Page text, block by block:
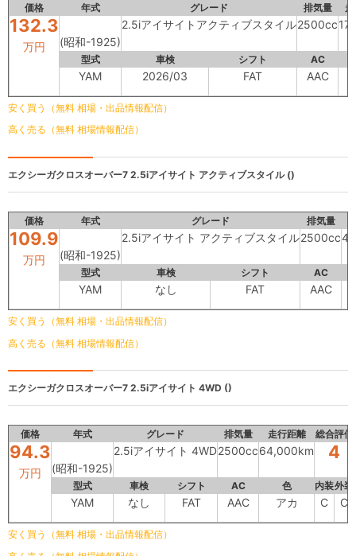
価格 年式 グレード 排気量
132.3
万円 (昭和-1925)
2.5iアイサイトアクティブスタイル2500cc
型式 車検 シフト AC
YAM 2026/03 FAT AAC
安く買う（無料 相場・出品情報配信）
高く売る（無料 相場情報配信）
エクシーガクロスオーバー7 2.5iアイサイト アクティブスタイル ()
価格 年式 グレード 排気量
109.9
万円 (昭和-1925)
2.5iアイサイト アクティブスタイル2500cc
型式 車検 シフト AC
YAM なし FAT AAC
安く買う（無料 相場・出品情報配信）
高く売る（無料 相場情報配信）
エクシーガクロスオーバー7 2.5iアイサイト 4WD ()
価格 年式 グレード 排気量 走行距離 総合評価
94.3
万円 (昭和-1925)
2.5iアイサイト 4WD2500cc64,000km 4
型式 車検 シフト AC 色 内装外装
YAM なし FAT AAC アカ C C
安く買う（無料 相場・出品情報配信）